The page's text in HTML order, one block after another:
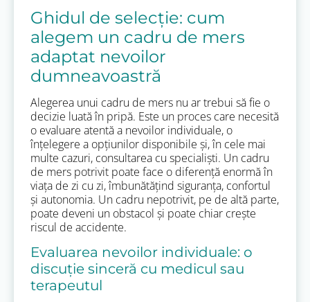
Ghidul de selecție: cum
alegem un cadru de mers
adaptat nevoilor
dumneavoastră
Alegerea unui cadru de mers nu ar trebui să fie o
decizie luată în pripă. Este un proces care necesită
o evaluare atentă a nevoilor individuale, o
înțelegere a opțiunilor disponibile și, în cele mai
multe cazuri, consultarea cu specialiști. Un cadru
de mers potrivit poate face o diferență enormă în
viața de zi cu zi, îmbunătățind siguranța, confortul
și autonomia. Un cadru nepotrivit, pe de altă parte,
poate deveni un obstacol și poate chiar crește
riscul de accidente.
Evaluarea nevoilor individuale: o
discuție sinceră cu medicul sau
terapeutul